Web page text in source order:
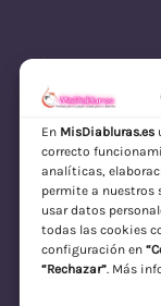
En MisDiabluras.es
correcto
analíticas,
permite a nuestros
usar datos
todas las cookies
configuración en
“Rechazar”. Más
Discreto en